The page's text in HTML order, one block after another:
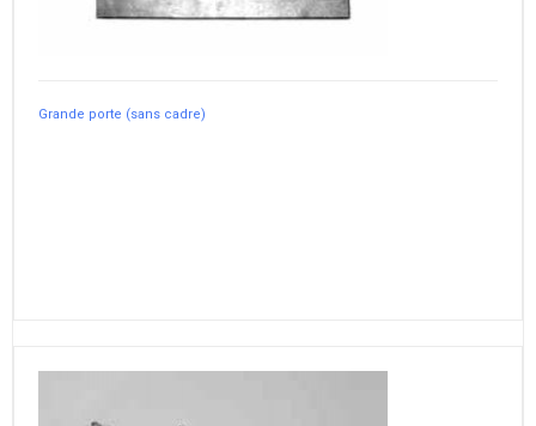
Grande porte (sans cadre)